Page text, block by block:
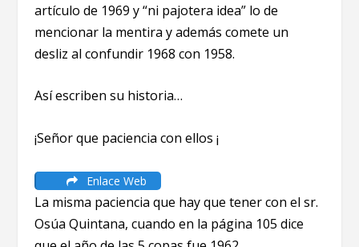
artículo de 1969 y “ni pajotera idea” lo de
mencionar la mentira y además comete un
desliz al confundir 1968 con 1958.
Así escriben su historia…
¡Señor que paciencia con ellos ¡
Enlace Web
La misma paciencia que hay que tener con el sr.
Osúa Quintana, cuando en la página 105 dice